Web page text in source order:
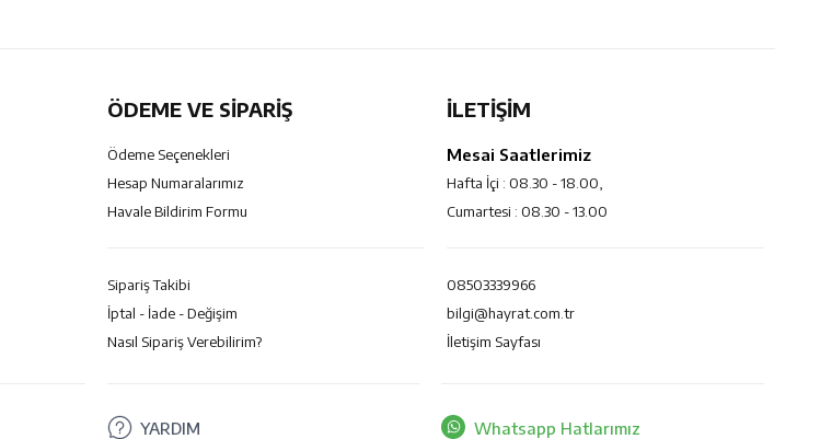
ÖDEME VE SİPARİŞ
Ödeme Seçenekleri
Hesap Numaralarımız
Havale Bildirim Formu
Sipariş Takibi
İptal - İade - Değişim
Nasıl Sipariş Verebilirim?
İLETİŞİM
Mesai Saatlerimiz
Hafta İçi : 08.30 - 18.00,
Cumartesi : 08.30 - 13.00
08503339966
bilgi@hayrat.com.tr
İletişim Sayfası
YARDIM Whatsapp Hatlarımız